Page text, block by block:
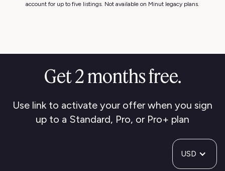
account for up to five listings. Not available on Minut legacy plans.
Get 2 months free.
Use link to activate your offer when you sign
up to a Standard, Pro, or Pro+ plan
USD